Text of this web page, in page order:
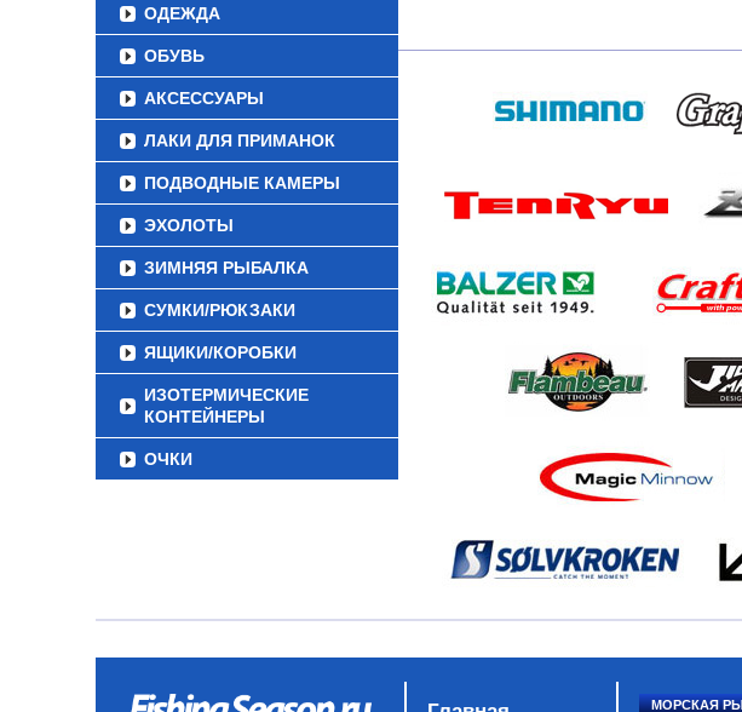
ОДЕЖДА
ОБУВЬ
АКСЕССУАРЫ
ЛАКИ ДЛЯ ПРИМАНОК
ПОДВОДНЫЕ КАМЕРЫ
ЭХОЛОТЫ
ЗИМНЯЯ РЫБАЛКА
СУМКИ/РЮКЗАКИ
ЯЩИКИ/КОРОБКИ
ИЗОТЕРМИЧЕСКИЕ
КОНТЕЙНЕРЫ
ОЧКИ
МОРСКАЯ